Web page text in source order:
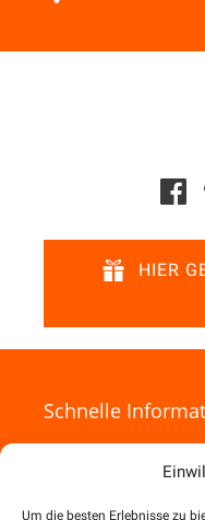
Um die besten Erlebnisse zu
HIER
Schnelle
Junggesellinnen-/